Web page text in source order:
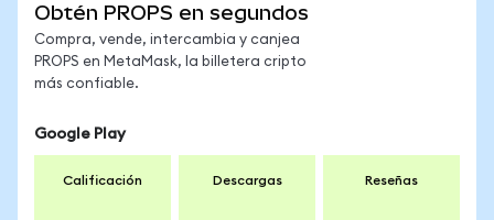
Obtén PROPS en segundos
Compra, vende, intercambia y canjea
PROPS en MetaMask, la billetera cripto
más confiable.
Google Play
Calificación Descargas Reseñas